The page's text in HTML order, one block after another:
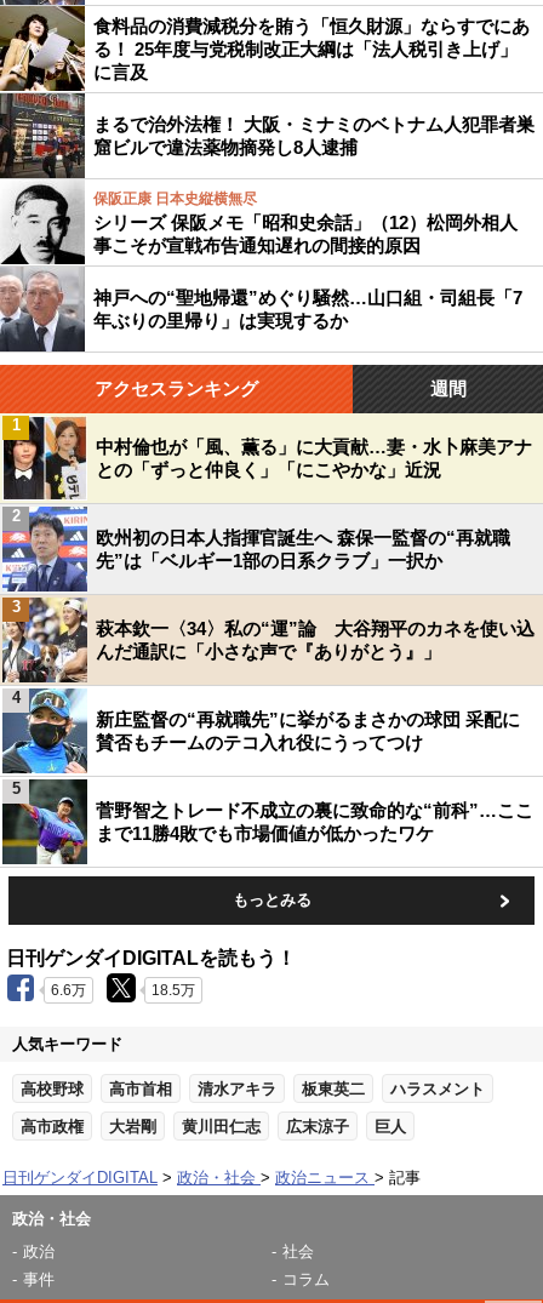
食料品の消費減税分を賄う「恒久財源」ならすでにあ
る！ 25年度与党税制改正大綱は「法人税引き上げ」
に言及
まるで治外法権！ 大阪・ミナミのベトナム人犯罪者巣
窟ビルで違法薬物摘発し8人逮捕
保阪正康 日本史縦横無尽
シリーズ 保阪メモ「昭和史余話」（12）松岡外相人
事こそが宣戦布告通知遅れの間接的原因
神戸への“聖地帰還”めぐり騒然…山口組・司組長「7
年ぶりの里帰り」は実現するか
アクセスランキング 週間
中村倫也が「風、薫る」に大貢献…妻・水卜麻美アナ
との「ずっと仲良く」「にこやかな」近況
1
欧州初の日本人指揮官誕生へ 森保一監督の“再就職
先”は「ベルギー1部の日系クラブ」一択か
2
萩本欽一〈34〉私の“運”論 大谷翔平のカネを使い込
んだ通訳に「小さな声で『ありがとう』」
3
新庄監督の“再就職先”に挙がるまさかの球団 采配に
賛否もチームのテコ入れ役にうってつけ
4
菅野智之トレード不成立の裏に致命的な“前科”…ここ
まで11勝4敗でも市場価値が低かったワケ
5
もっとみる
日刊ゲンダイDIGITALを読もう！
6.6万 18.5万
人気キーワード
高校野球 高市首相 清水アキラ 板東英二 ハラスメント
高市政権 大岩剛 黄川田仁志 広末涼子 巨人
日刊ゲンダイDIGITAL 政治・社会 政治ニュース 記事
政治・社会
政治
社会
事件
コラム